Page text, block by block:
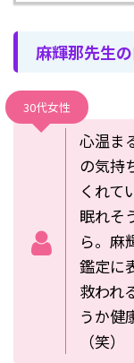
麻輝那先生
30代女性
心温ま
の気持
くれて
眠れそ
ら。麻
鑑定に
救われ
うか健
（笑）